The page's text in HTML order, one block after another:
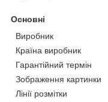
Основні
Виробник
Країна виробник
Гарантійний термін
Зображення картинки
Лінії розмітки